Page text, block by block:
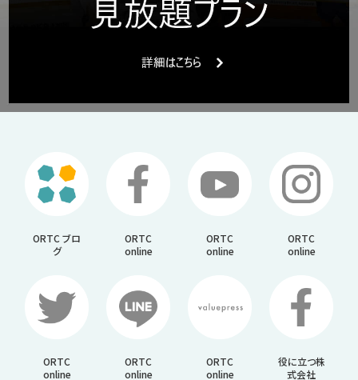
ORTC ブロ
グ
ORTC
online
ORTC
online
ORTC
online
ORTC
online
ORTC
online
ORTC
online
役に立つ株
式会社